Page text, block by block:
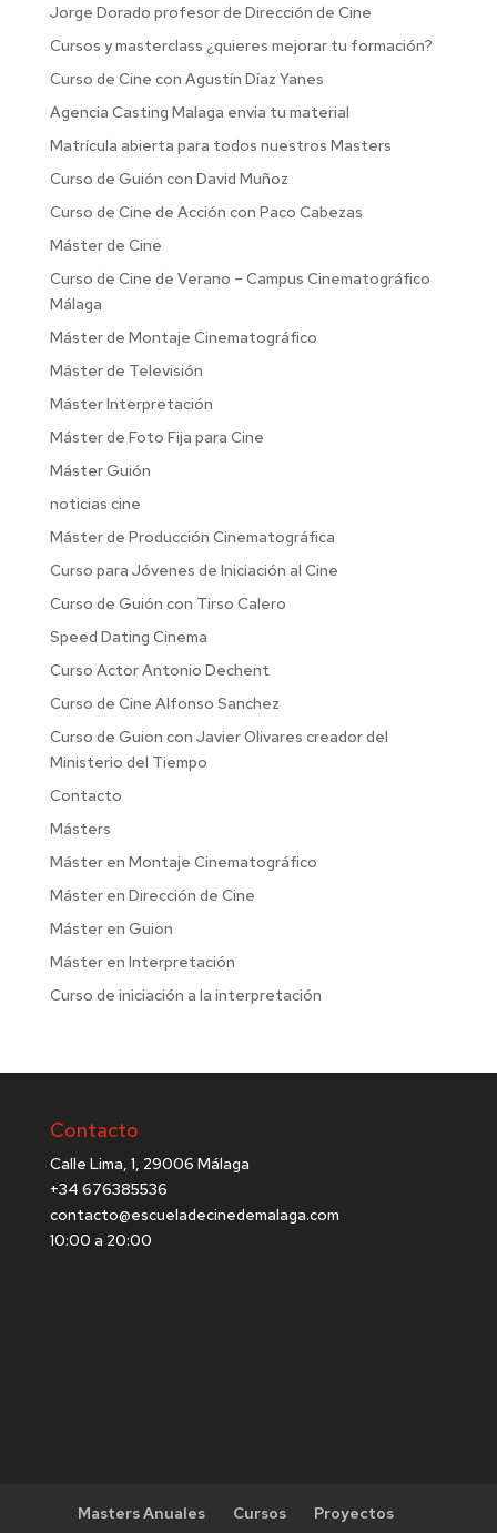
Jorge Dorado profesor de Dirección de Cine
Cursos y masterclass ¿quieres mejorar tu formación?
Curso de Cine con Agustín Díaz Yanes
Agencia Casting Malaga envia tu material
Matrícula abierta para todos nuestros Masters
Curso de Guión con David Muñoz
Curso de Cine de Acción con Paco Cabezas
Máster de Cine
Curso de Cine de Verano – Campus Cinematográfico
Málaga
Máster de Montaje Cinematográfico
Máster de Televisión
Máster Interpretación
Máster de Foto Fija para Cine
Máster Guión
noticias cine
Máster de Producción Cinematográfica
Curso para Jóvenes de Iniciación al Cine
Curso de Guión con Tirso Calero
Speed Dating Cinema
Curso Actor Antonio Dechent
Curso de Cine Alfonso Sanchez
Curso de Guion con Javier Olivares creador del
Ministerio del Tiempo
Contacto
Másters
Máster en Montaje Cinematográfico
Máster en Dirección de Cine
Máster en Guion
Máster en Interpretación
Curso de iniciación a la interpretación
Contacto
Calle Lima, 1, 29006 Málaga
+34 676385536
contacto@escueladecinedemalaga.com
10:00 a 20:00
Masters Anuales Cursos
Proyectos